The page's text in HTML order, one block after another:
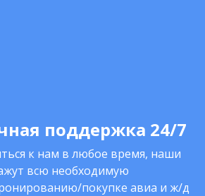
поддержка 24/7
к нам в любое время, наши
всю необходимую
покупке авиа и ж/д